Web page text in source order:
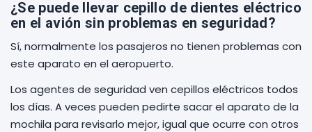
¿Se puede llevar cepillo de dientes eléctrico
en el avión sin problemas en seguridad?
Sí, normalmente los pasajeros no tienen problemas con
este aparato en el aeropuerto.
Los agentes de seguridad ven cepillos eléctricos todos
los días. A veces pueden pedirte sacar el aparato de la
mochila para revisarlo mejor, igual que ocurre con otros